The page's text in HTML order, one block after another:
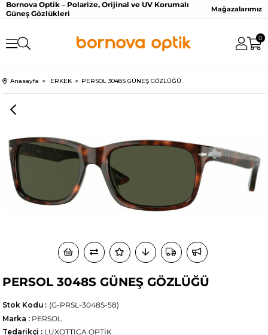
Bornova Optik – Polarize, Orijinal ve UV Korumalı
Güneş Gözlükleri
Mağazalarımız
0
Anasayfa ERKEK PERSOL 3048S GÜNEŞ GÖZLÜĞÜ
PERSOL 3048S GÜNEŞ GÖZLÜĞÜ
(G-PRSL-3048S-58)
Stok Kodu
Marka : PERSOL
Tedarikçi : LUXOTTICA OPTİK